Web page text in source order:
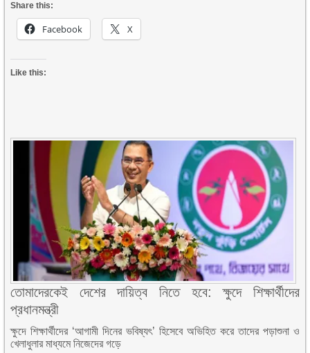
Share this:
Facebook X
Like this:
তোমাদেরকেই দেশের দায়িত্ব নিতে হবে: ক্ষুদে শিক্ষার্থীদের
প্রধানমন্ত্রী
ক্ষুদে শিক্ষার্থীদের ‘আগামী দিনের ভবিষ্যৎ’ হিসেবে অভিহিত করে তাদের পড়াশুনা ও
খেলাধুলার মাধ্যমে নিজেদের গড়ে